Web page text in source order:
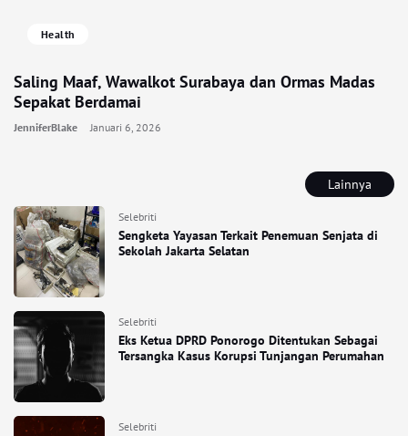
Lainnya
Selebriti
Sengketa Yayasan Terkait Penemuan Senjata di
Sekolah Jakarta Selatan
Selebriti
Eks Ketua DPRD Ponorogo Ditentukan Sebagai
Tersangka Kasus Korupsi Tunjangan Perumahan
Selebriti
Health
Saling Maaf, Wawalkot Surabaya dan Ormas Madas
Sepakat Berdamai
JenniferBlake Januari 6, 2026